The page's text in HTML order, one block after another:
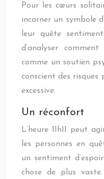
Pour les cœurs
incarner un symbole
leur quête
d’analyser
comme un soutien
conscient des risques
excessive.
Un réconfort
L’heure 11h11 peut
les personnes en
un sentiment
chose de plus